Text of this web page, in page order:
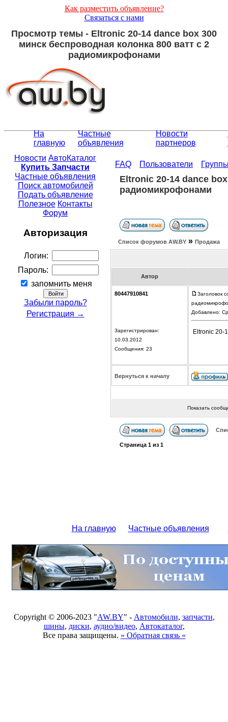
Как разместить объявление?
Связаться с нами
Просмотр темы - Eltronic 20-14 dance box 300
минск беспроводная колонка 800 ватт с 2
радиомикрофонами
На
главную
Частные
объявления
Новости
партнеров
Новости АвтоКаталог
Купить Запчасти
Частные объявления
Поиск автомобилей
Подать объявление
Полезное Контакты
Форум
Авторизация
Логин:
Пароль:
запомнить меня
Забыли пароль?
Регистрация →
FAQ Пользователи
Eltronic 20-14 dance
радиомикрофонами
Список форумов АW.BY » Продажа
Автор
80447910841
Зарегистрирован:
10.03.2012
Сообщения: 23
Заголовок
Добавлено:
Eltronic 20-
Вернуться к началу
Показать
Страница 1из 1
На главную Частные объявления
Copyright © 2006-2023 "AW.BY" - Автомобили, запчасти,
шины, диски, аудио/видео, Автокаталог,
Все права защищены. » Обратная связь «